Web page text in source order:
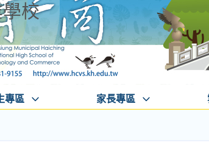
校
專區 家長專區